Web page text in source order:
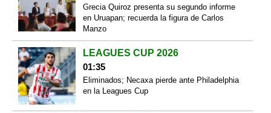
Grecia Quiroz presenta su segundo informe
en Uruapan; recuerda la figura de Carlos
Manzo
LEAGUES CUP 2026
01:35
Eliminados; Necaxa pierde ante Philadelphia
en la Leagues Cup